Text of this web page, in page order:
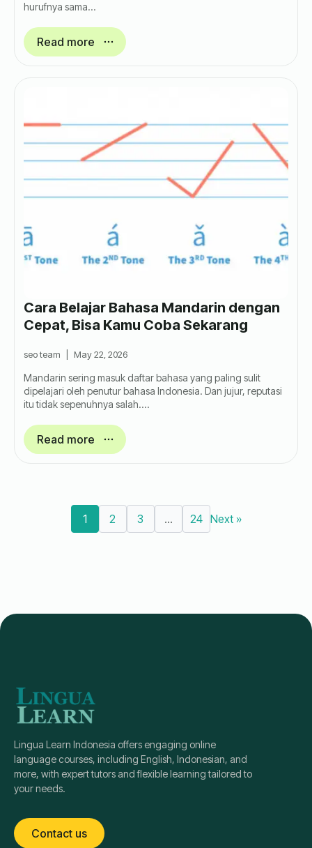
hurufnya sama…
Read more
Cara Belajar Bahasa Mandarin dengan
Cepat, Bisa Kamu Coba Sekarang
seo team May 22, 2026
Mandarin sering masuk daftar bahasa yang paling sulit
dipelajari oleh penutur bahasa Indonesia. Dan jujur, reputasi
itu tidak sepenuhnya salah.…
Read more
1 2 3 … 24 Next »
Lingua Learn Indonesia offers engaging online
language courses, including English, Indonesian, and
more, with expert tutors and flexible learning tailored to
your needs.
Contact us